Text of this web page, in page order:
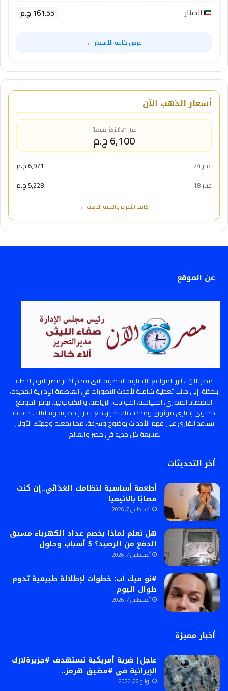
الدينار 161.55 ج.م
عرض كافة الأسعار ←
أسعار الذهب الآن
عيار 21 (الأكثر مبيعاً)
6,100 ج.م
عيار 24
6,971 ج.م
عيار 18
5,228 ج.م
كافة الأعيرة والجنيه الذهب ←
عن الموقع
مصر الان .. أبرز المواقع الإخبارية المصرية التي تقدم أخبار مصر اليوم لحظة
بلحظة، إلى جانب تغطية شاملة لأحدث التطورات في العاصمة الإدارية الجديدة،
الاقتصاد المصري، السياسة، الحوادث، الرياضة، والتكنولوجيا. يوفر الموقع
محتوى إخباري موثوق ومحدث باستمرار، مع تقارير حصرية وتحليلات دقيقة
تساعد القارئ على فهم الأحداث بوضوح وسرعة، مما يجعله وجهتك الأولى
لمتابعة كل جديد في مصر والعالم.
أخر التحديثات
أطعمة أساسية لنظامك الغذائي..إن كنت
مصابًا بالأنيميا
أغسطس 7, 2026
هل تعلم لماذا يخصم عداد الكهرباء مسبق
الدفع من الرصيد؟ 5 أسباب وحلول
أغسطس 7, 2026
#نو ميك أب: خطوات لإطلالة طبيعية تدوم
طوال اليوم
أغسطس 7, 2026
أخبار مميزة
عاجل| ضربة أمريكية تستهدف #جزيرةلارك
الإيرانية في #مضيق_هرمز..
يوليو 22, 2026